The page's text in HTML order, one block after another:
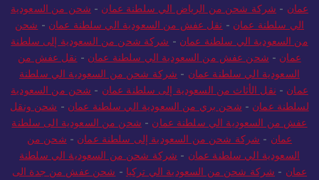
عمان - شركة شحن من الرياض الي سلطنة عمان - شحن من السعودية
الي سلطنة عمان - نقل عفش من السعودية الي سلطنة عمان - شحن
من السعودية الي سلطنة عمان - شركة شحن من السعودية إلى سلطنة
عمان - شحن عفش من السعودية الي سلطنة عمان - نقل عفش من
السعودية الي سلطنة عمان - شركة شحن من السعودية الي سلطنة
عمان - نقل الأثاث من السعودية إلى سلطنة عمان - شحن من السعودية
لسلطنة عمان - شحن بري من السعودية الي سلطنة عمان - شحن ونقل
عفش من السعودية الي سلطنة عمان - شحن من السعودية الى سلطنة
عمان - شركة شحن من السعودية إلى سلطنة عمان - شحن من
السعودية الي سلطنة عمان - شركة شحن من السعودية الي سلطنة
عمان - شركة شحن من السعودية الي تركيا - شحن عفش من جدة الى